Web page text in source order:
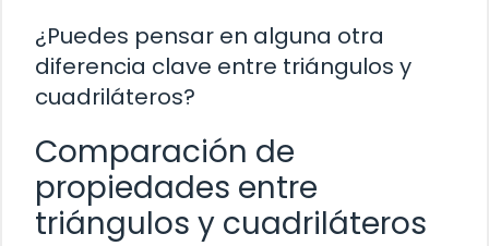
¿Puedes pensar en alguna otra
diferencia clave entre triángulos y
cuadriláteros?
Comparación de
propiedades entre
triángulos y cuadriláteros